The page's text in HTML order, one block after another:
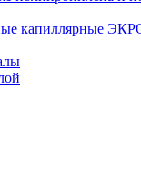
капиллярные